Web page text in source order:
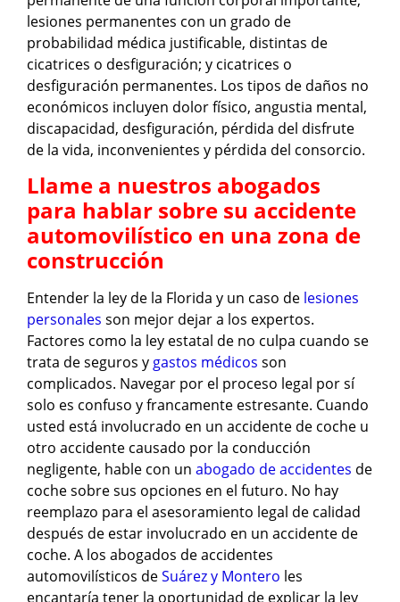
lesiones permanentes con un grado de
probabilidad médica justificable, distintas de
cicatrices o desfiguración; y cicatrices o
desfiguración permanentes. Los tipos de daños no
económicos incluyen dolor físico, angustia mental,
discapacidad, desfiguración, pérdida del disfrute
de la vida, inconvenientes y pérdida del consorcio.
Llame a nuestros abogados
para hablar sobre su accidente
automovilístico en una zona de
construcción
Entender la ley de la Florida y un caso de lesiones
personales son mejor dejar a los expertos.
Factores como la ley estatal de no culpa cuando se
trata de seguros y gastos médicos son
complicados. Navegar por el proceso legal por sí
solo es confuso y francamente estresante. Cuando
usted está involucrado en un accidente de coche u
otro accidente causado por la conducción
negligente, hable con un abogado de accidentes de
coche sobre sus opciones en el futuro. No hay
reemplazo para el asesoramiento legal de calidad
después de estar involucrado en un accidente de
coche. A los abogados de accidentes
automovilísticos deSuárez y Montero les
encantaría tener la oportunidad de explicar la ley